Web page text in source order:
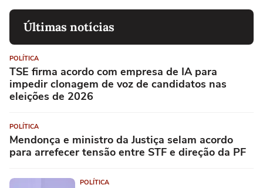
Últimas notícias
POLÍTICA
TSE firma acordo com empresa de IA para
impedir clonagem de voz de candidatos nas
eleições de 2026
POLÍTICA
Mendonça e ministro da Justiça selam acordo
para arrefecer tensão entre STF e direção da PF
POLÍTICA